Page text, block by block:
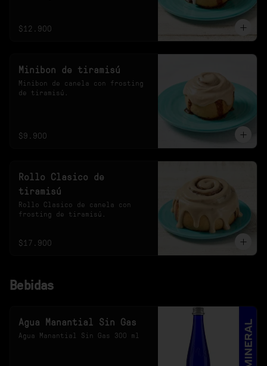
$12.900
Minibon de tiramisú
Minibon de canela con frosting
de tiramisú.
$9.900
Rollo Clasico de
tiramisú
Rollo Clasico de canela con
frosting de tiramisú.
$17.900
Bebidas
Agua Manantial Sin Gas
Agua Manantial Sin Gas 300 ml